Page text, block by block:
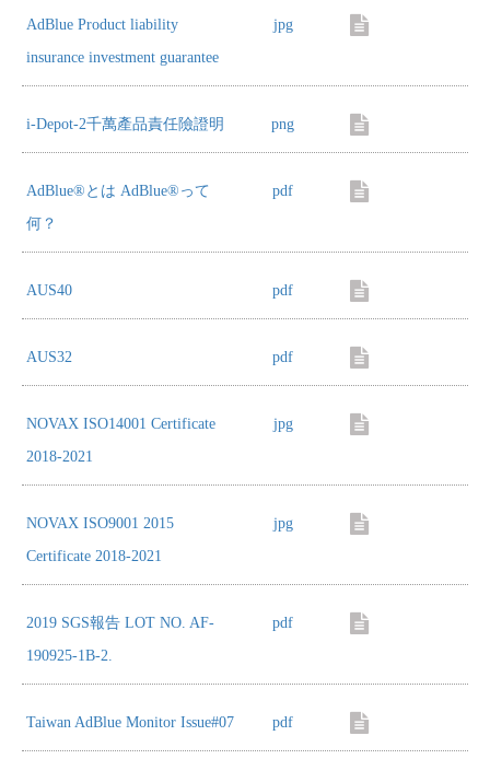
AdBlue Product liability
insurance investment guarantee
jpg
i-Depot-2千萬產品責任險證明 png
AdBlue®とは AdBlue®って
何？
pdf
AUS40 pdf
AUS32 pdf
NOVAX ISO14001 Certificate
2018-2021
jpg
NOVAX ISO9001 2015
Certificate 2018-2021
jpg
2019 SGS報告 LOT NO. AF-
190925-1B-2.
pdf
Taiwan AdBlue Monitor Issue#07 pdf